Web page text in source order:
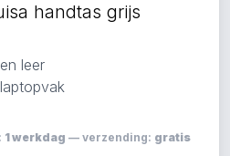
handtas grijs
leer
1 werkdag — verzending: gratis